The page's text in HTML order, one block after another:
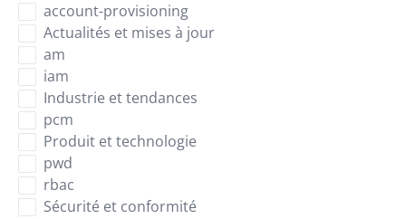
account-provisioning
Actualités et mises à jour
am
iam
Industrie et tendances
pcm
Produit et technologie
pwd
rbac
Sécurité et conformité